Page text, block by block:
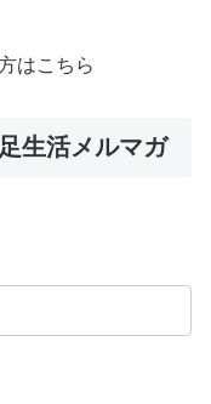
はこちら
生活メルマガ